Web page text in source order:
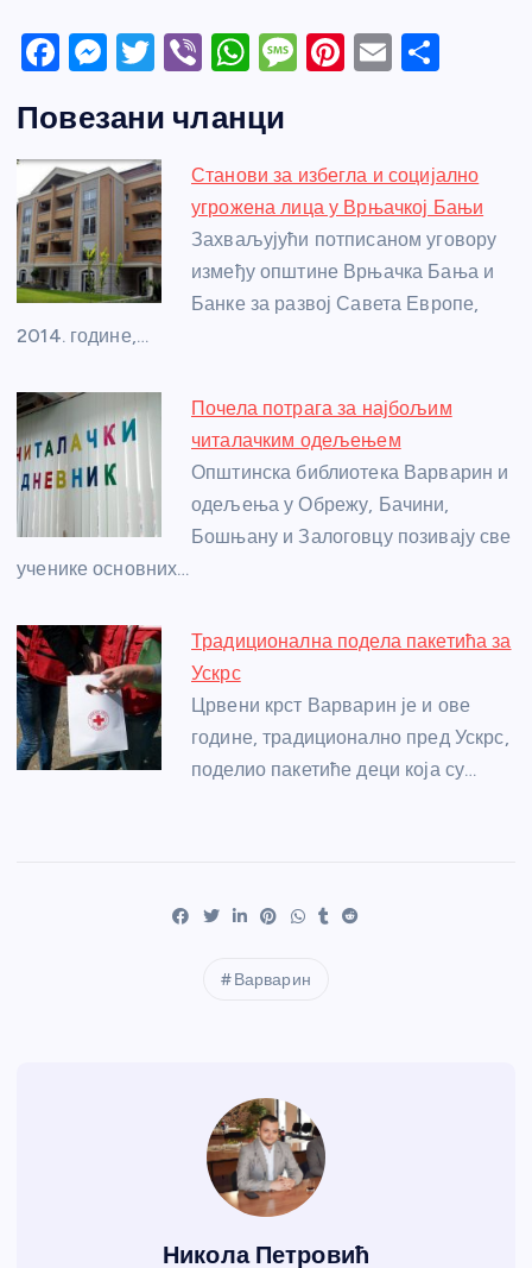
F
c
e
b
o
o
M
ss
e
n
g
er
T
itt
er
Vi
er
W
at
s
A
p
p
M
a
g
e
Pi
e
st
E
e
Повезани чланци
Станови за избегла и социјално
угрожена лица у Врњачкој Бањи
Захваљујући потписаном уговору
између општине Врњачка Бања и
Банке за развој Савета Европе,
2014. године,…
Почела потрага за најбољим
читалачким одељењем
Општинска библиотека Варварин и
одељења у Обрежу, Бачини,
Бошњану и Залоговцу позивају све
ученике основних…
Традиционална подела пакетића за
Ускрс
Црвени крст Варварин је и ове
године, традиционално пред Ускрс,
поделио пакетиће деци која су…
Варварин
Никола Петровић